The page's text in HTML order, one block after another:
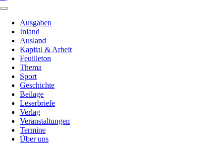
Ausgaben
Inland
Ausland
Kapital & Arbeit
Feuilleton
Thema
Sport
Geschichte
Beilage
Leserbriefe
Verlag
Veranstaltungen
Termine
Über uns